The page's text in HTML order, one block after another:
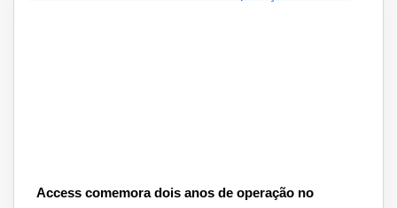
Access comemora dois anos de operação no